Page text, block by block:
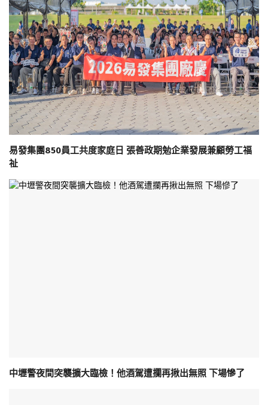
易發集團850員工共度家庭日 張善政期勉企業發展兼顧勞工福
祉
中壢警夜間突襲擴大臨檢！他酒駕遭攔再揪出無照 下場慘了